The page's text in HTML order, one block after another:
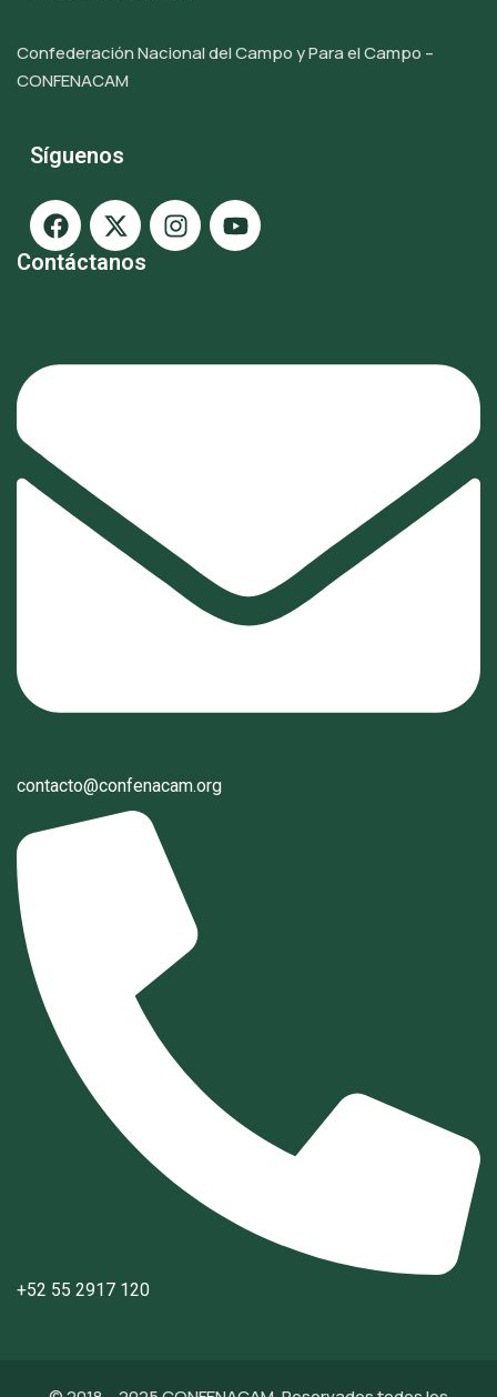
Confederación Nacional del Campo y Para el Campo –
CONFENACAM
Síguenos
Contáctanos
contacto@confenacam.org
+52 55 2917 120